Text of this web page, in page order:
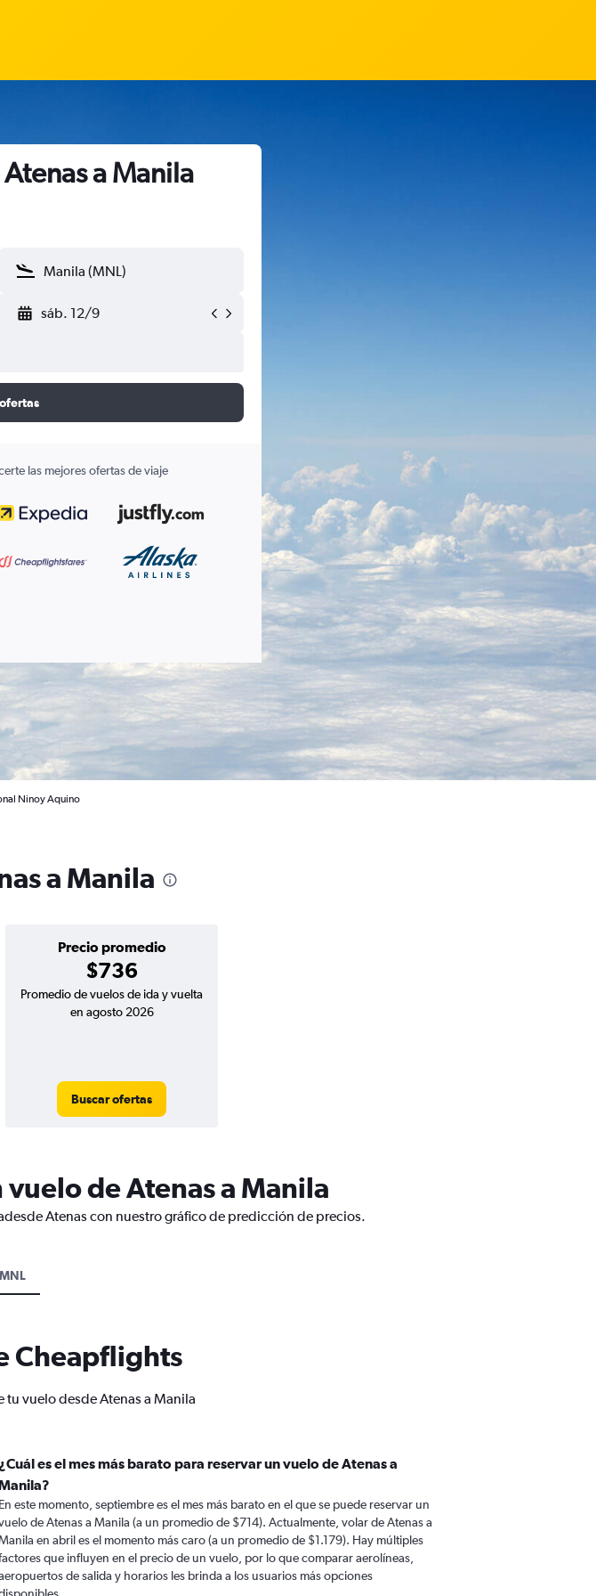
a Manila
sáb. 12/9
las mejores ofertas de viaje
Ninoy Aquino
a Manila
Precio promedio
$736
Promedio de vuelos de ida y vuelta
en agosto 2026
Buscar ofertas
de Atenas a Manila
Atenas con nuestro gráfico de predicción de precios.
Cheapflights
tu vuelo desde Atenas a Manila
¿Cuál es el mes más barato para reservar un vuelo de Atenas a
En este momento, septiembre es el mes más barato en el que se puede reservar un
de Atenas a Manila (a un promedio de $714). Actualmente, volar de Atenas a
en abril es el momento más caro (a un promedio de $1.179). Hay múltiples
que influyen en el precio de un vuelo, por lo que comparar aerolíneas,
de salida y horarios les brinda a los usuarios más opciones